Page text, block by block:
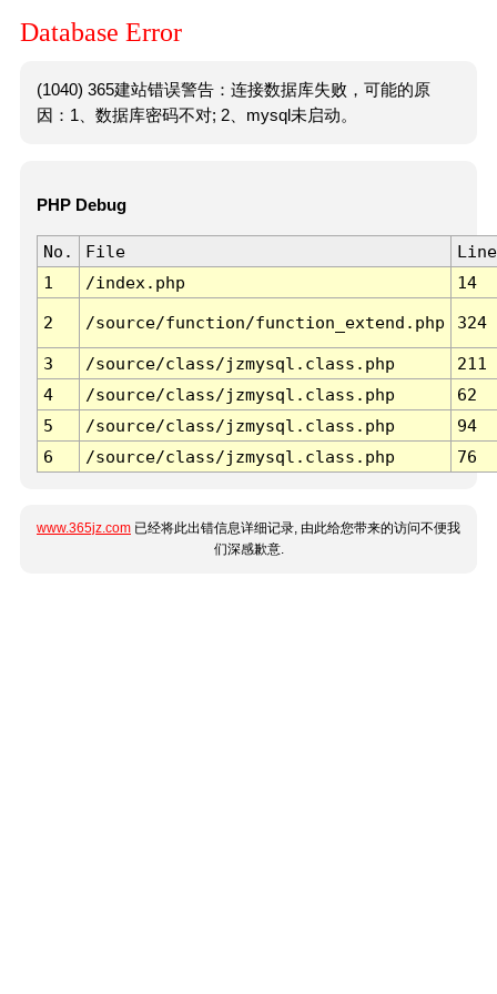
Database Error
(1040) 365建站错误警告：连接数据库失败，可能的原
因：1、数据库密码不对; 2、mysql未启动。
PHP Debug
No. File
Line
1
/index.php 14
2 /source/function/function_extend.php 324
3 /source/class/jzmysql.class.php
211
4
/source/class/jzmysql.class.php
62
5
/source/class/jzmysql.class.php
94
6
/source/class/jzmysql.class.php 76
www.365jz.com 已经将此出错信息详细记录, 由此给您带来的访问不便我
们深感歉意.